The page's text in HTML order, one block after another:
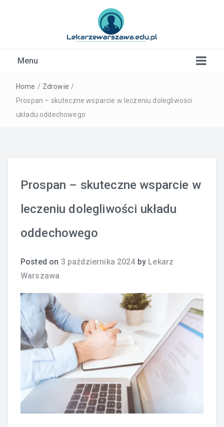
Menu
Home / Zdrowie /
Prospan – skuteczne wsparcie w leczeniu dolegliwości
układu oddechowego
Prospan – skuteczne wsparcie w
leczeniu dolegliwości układu
oddechowego
Posted on 3 października 2024by Lekarz
Warszawa